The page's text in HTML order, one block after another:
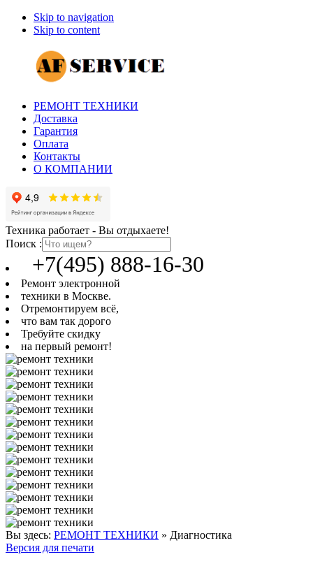
Skip to navigation
Skip to content
РЕМОНТ ТЕХНИКИ
Доставка
Гарантия
Оплата
Контакты
О КОМПАНИИ
Техника работает - Вы отдыхаете!
Поиск :
+7(495) 888-16-30
Ремонт электронной
техники в Москве.
Отремонтируем всё,
что вам так дорого
Требуйте скидку
на первый ремонт!
Вы здесь: РЕМОНТ ТЕХНИКИ » Диагностика
Версия для печати